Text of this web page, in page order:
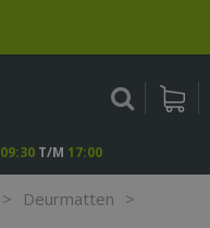
> Deurmatten >
09:30T/M 17:00